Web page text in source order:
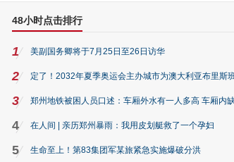
48小时点击排行
1 美副国务卿将于7月25日至26日访华
2 定了！2032年夏季奥运会主办城市为澳大利亚布里斯
3 郑州地铁被困人员口述：车厢外水有一人多高 车厢内
4 在人间 | 亲历郑州暴雨：我用皮划艇救了一个孕妇
5 生命至上！第83集团军某旅紧急实施爆破分洪